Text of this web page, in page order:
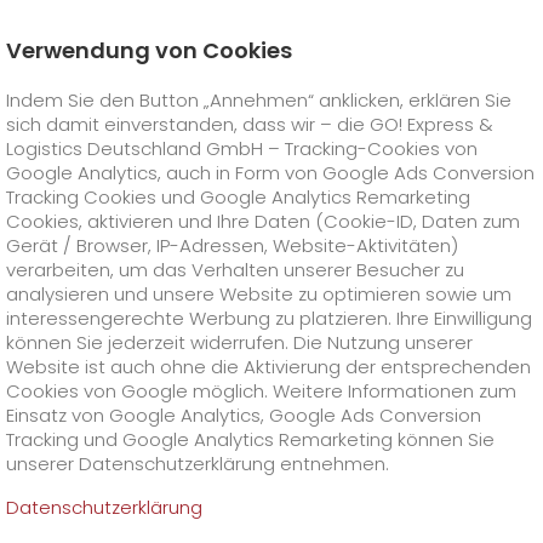
GO! Courier
GO! City
GO!Direct
GO!Same Day
GO! Touren
GO!On-Board-Courier
GO!Air Charter
GO! Express
GO!Overnight
Preise
Treibstoffzuschlag Overnight
>
GO!Worldwide +
Treibstoffzuschlag Worldwide
>
GO! Solutions
Branchenlösungen +
GO! Healthcare
GO!Hightech
GO!Media & Trade
Besondere Versandinhalte +
GO!Tierversand
GO!Gefahrgut
Besondere Versandanforderungen
GO!Freight-Service
GO! Value Added Services
Online Services +
GO! Kundenportal
Kundenportal Registrierung
IT Anbindungen
Unternehmen
Über GO! Tübingen
GO! Tübingen
GO! Express & Logistics Südwest GmbH & Co.
KG
72770 Reutlingen
Verwendung von Cookies
Indem Sie den Button „Annehmen“ anklicken, erklären Sie
sich damit einverstanden, dass wir – die GO! Express &
Logistics Deutschland GmbH – Tracking-Cookies von
Google Analytics, auch in Form von Google Ads Conversion
Tracking Cookies und Google Analytics Remarketing
Cookies, aktivieren und Ihre Daten (Cookie-ID, Daten zum
Gerät / Browser, IP-Adressen, Website-Aktivitäten)
verarbeiten, um das Verhalten unserer Besucher zu
analysieren und unsere Website zu optimieren sowie um
interessengerechte Werbung zu platzieren. Ihre Einwilligung
können Sie jederzeit widerrufen. Die Nutzung unserer
Website ist auch ohne die Aktivierung der entsprechenden
Cookies von Google möglich. Weitere Informationen zum
Einsatz von Google Analytics, Google Ads Conversion
Tracking und Google Analytics Remarketing können Sie
unserer Datenschutzerklärung entnehmen.
Datenschutzerklärung